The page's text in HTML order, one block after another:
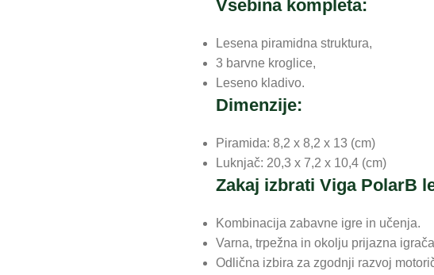
Vsebina kompleta:
Lesena piramidna struktura,
3 barvne kroglice,
Leseno kladivo.
Dimenzije:
Piramida: 8,2 x 8,2 x 13 (cm)
Luknjač: 20,3 x 7,2 x 10,4 (cm)
Zakaj izbrati Viga PolarB
Kombinacija zabavne igre in učenja.
Varna, trpežna in okolju prijazna
Odlična izbira za zgodnji razvoj